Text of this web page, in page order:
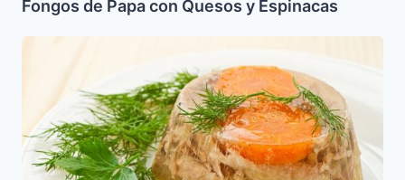
Fongos de Papa con Quesos y Espinacas
Joledetz
Carne